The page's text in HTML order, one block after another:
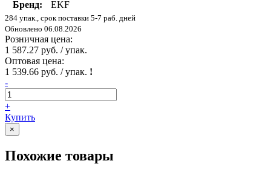
Бренд:
EKF
284 упак., срок поставки 5-7 раб. дней
Обновлено 06.08.2026
Розничная цена:
1 587.27 руб. / упак.
Оптовая цена:
1 539.66 руб. / упак. !
-
+
Купить
×
Похожие товары